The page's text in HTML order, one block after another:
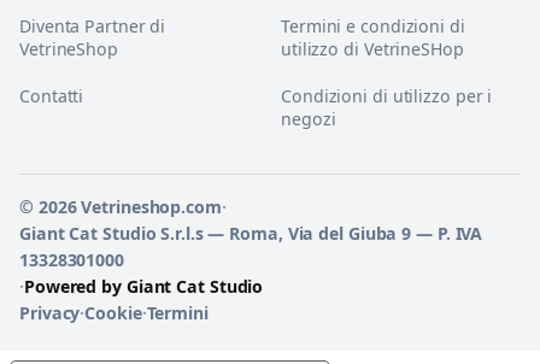
Diventa Partner di
VetrineShop
Contatti
Termini e condizioni di
utilizzo di VetrineSHop
Condizioni di utilizzo per i
negozi
© 2026 Vetrineshop.com·
Giant Cat Studio S.r.l.s — Roma, Via del Giuba 9 — P. IVA
13328301000
·Powered by Giant Cat Studio
Privacy·Cookie·Termini